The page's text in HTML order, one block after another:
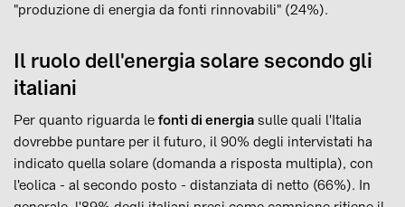
"produzione di energia da fonti rinnovabili" (24%).
Il ruolo dell'energia solare secondo gli
italiani
Per quanto riguarda le fonti di energia sulle quali l'Italia
dovrebbe puntare per il futuro, il 90% degli intervistati ha
indicato quella solare (domanda a risposta multipla), con
l'eolica - al secondo posto - distanziata di netto (66%). In